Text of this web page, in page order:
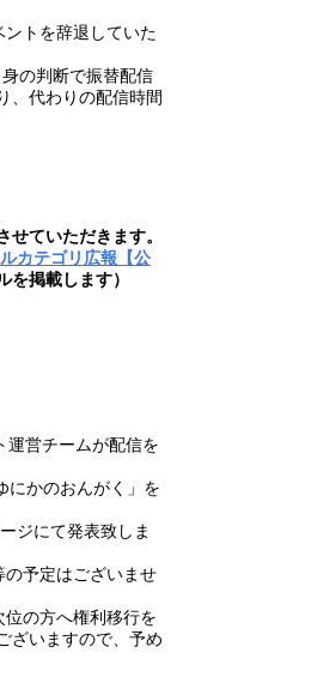
トを辞退していた
の判断で振替配信
、代わりの配信時間
せていただきます。
ルカテゴリ広報【公
掲載します）
運営チームが配信を
かのおんがく」を
ジにて発表致しま
予定はございませ
の方へ権利移行を
ざいますので、予め